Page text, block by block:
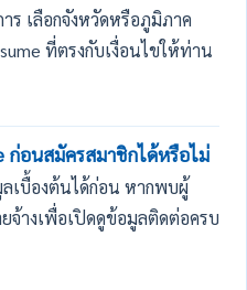
ร เลือกจังหวัดหรือภูมิภาค
ที่ตรงกับเงื่อนไขให้ท่าน
ก่อนสมัครสมาชิกได้หรือไม่
เบื้องต้นได้ก่อน หากพบผู้
จ้างเพื่อเปิดดูข้อมูลติดต่อครบ